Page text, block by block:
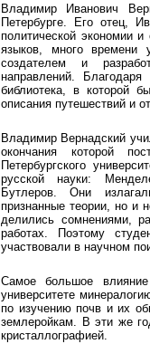
Владимир Иванович
Петербурге. Его отец,
политической экономии и
языков, много времени
создателем и
направлений.
библиотека, в которой
описания путешествий и
Владимир Вернадский
окончания которой
Петербургского
русской науки:
Бутлеров. Они
признанные теории, но и
делились сомнениями,
работах. Поэтому
участвовали в научном
Самое большое
университете
по изучению почв и их
землеройкам. В эти же
кристаллографией.